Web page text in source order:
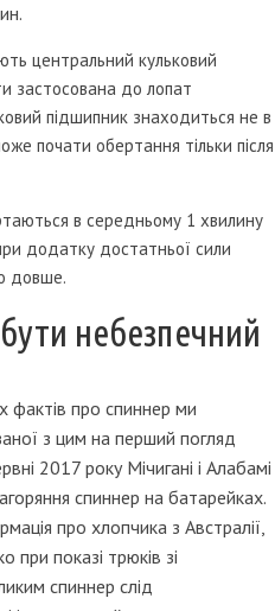
центральний кульковий
застосована до лопат
підшипник знаходиться не в
почати обертання тільки після
в середньому 1 хвилину
додатку достатньої сили
довше.
небезпечний
фактів про спиннер ми
з цим на перший погляд
2017 року Мічигані і Алабамі
спиннер на батарейках.
про хлопчика з Австралії,
показі трюків зі
спиннер слід